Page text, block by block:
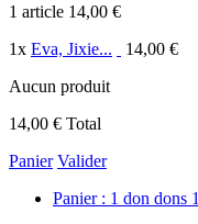
1 article 14,00 €
1x Eva, Jixie...
14,00 €
Aucun produit
14,00 € Total
Panier Valider
Panier : 1 don dons